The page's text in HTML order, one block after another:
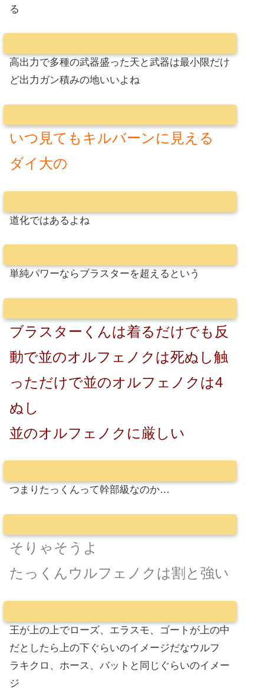
る
高出力で多種の武器盛った天と武器は最小限だけ
ど出力ガン積みの地いいよね
いつ見てもキルバーンに見える
ダイ大の
道化ではあるよね
単純パワーならブラスターを超えるという
ブラスターくんは着るだけでも反
動で並のオルフェノクは死ぬし触
っただけで並のオルフェノクは4
ぬし
並のオルフェノクに厳しい
つまりたっくんって幹部級なのか…
そりゃそうよ
たっくんウルフェノクは割と強い
王が上の上でローズ、エラスモ、ゴートが上の中
だとしたら上の下ぐらいのイメージだなウルフ
ラキクロ、ホース、バットと同じぐらいのイメー
ジ